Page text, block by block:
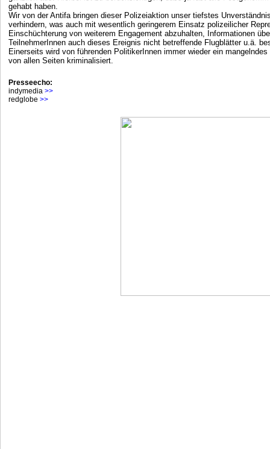
gehabt haben.
Wir von der Antifa bringen dieser Polizeiaktion unser tiefstes
verhindern, was auch mit wesentlich geringerem Einsatz polizeilicher
Einschüchterung von weiterem Engagement abzuhalten, Informationen
TeilnehmerInnen auch dieses Ereignis nicht betreffende Flugblätter u.ä.
Einerseits wird von führenden PolitikerInnen immer wieder ein
von allen Seiten kriminalisiert.
Presseecho:
indymedia >>
redglobe >>